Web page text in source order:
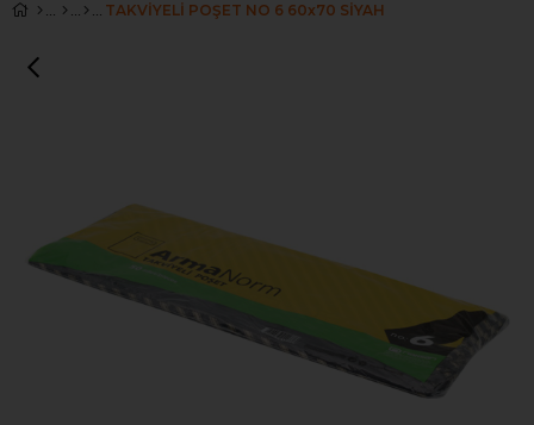
TAKVİYELİ POŞET NO 6 60x70 SİYAH